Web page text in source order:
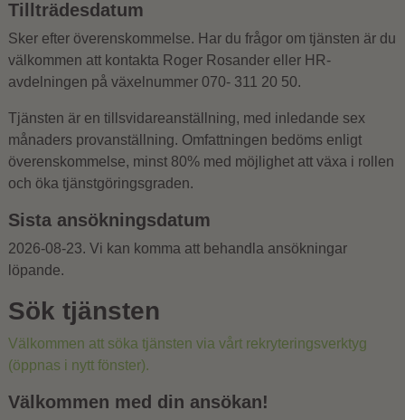
Tillträdesdatum
Sker efter överenskommelse. Har du frågor om tjänsten är du
välkommen att kontakta Roger Rosander eller HR-
avdelningen på växelnummer 070- 311 20 50.
Tjänsten är en tillsvidareanställning, med inledande sex
månaders provanställning. Omfattningen bedöms enligt
överenskommelse, minst 80% med möjlighet att växa i rollen
och öka tjänstgöringsgraden.
Sista ansökningsdatum
2026-08-23. Vi kan komma att behandla ansökningar
löpande.
Sök tjänsten
Välkommen att söka tjänsten via vårt rekryteringsverktyg
(öppnas i nytt fönster).
Välkommen med din ansökan!